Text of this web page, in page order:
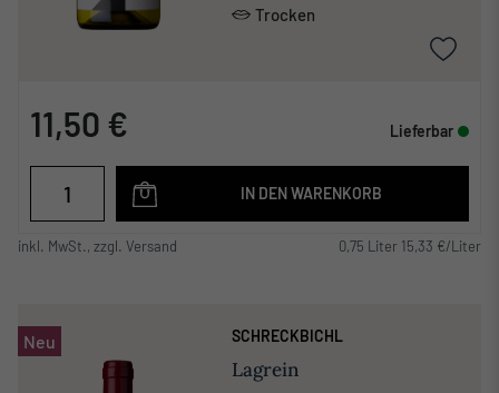
Trocken
11,50 € Lieferbar
IN DEN WARENKORB
inkl. MwSt., zzgl. Versand 0,75 Liter 15,33 €/Liter
Neu SCHRECKBICHL
Lagrein